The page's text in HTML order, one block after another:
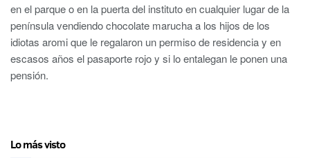
en el parque o en la puerta del instituto en cualquier lugar de la
península vendiendo chocolate marucha a los hijos de los
idiotas aromi que le regalaron un permiso de residencia y en
escasos años el pasaporte rojo y si lo entalegan le ponen una
pensión.
Lo más visto